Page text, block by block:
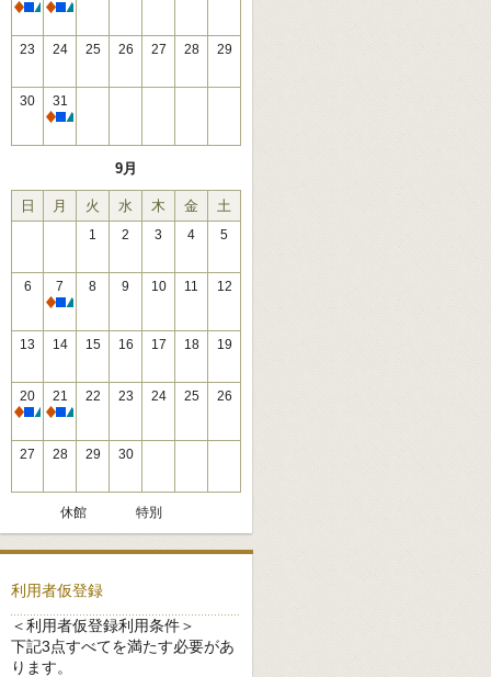
休館 休館
23 24 25 26 27 28 29
30
31
休館
9月
日 月 火 水 木 金 土
1 2 3 4 5
6
7
休館
8 9 10 11 12
13 14 15 16 17 18 19
20
休館
21
休館
22 23 24 25 26
27 28 29 30
休館 特別
利用者仮登録
＜利用者仮登録利用条件＞
下記3点すべてを満たす必要があ
ります。